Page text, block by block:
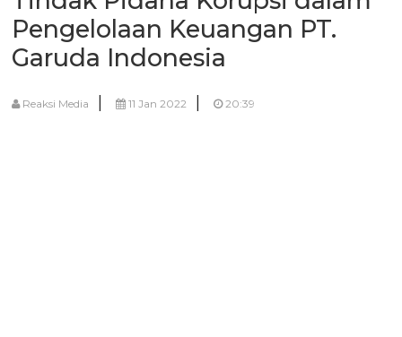
Pengelolaan Keuangan PT.
Garuda Indonesia
Reaksi Media | 11 Jan 2022 | 20:39